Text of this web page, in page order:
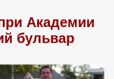
Академии
бульвар